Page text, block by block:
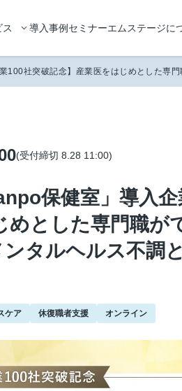
導入事例 セミナーエムステージに
100社突破記念】産業医をはじめとした専
(受付締切 8.28 11:00)
保健室」導入
めとした専門職が
タルヘルス不調
ケア 休復職者支援 オンライン